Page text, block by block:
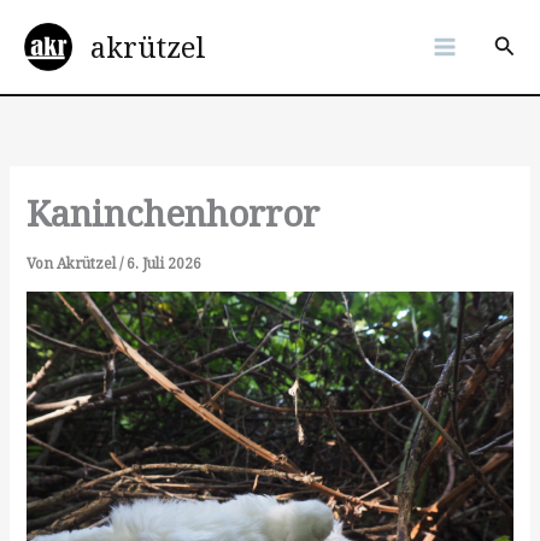
Inhalt
springen
akrützel
Kaninchenhorror
VonAkrützel/6. Juli 2026